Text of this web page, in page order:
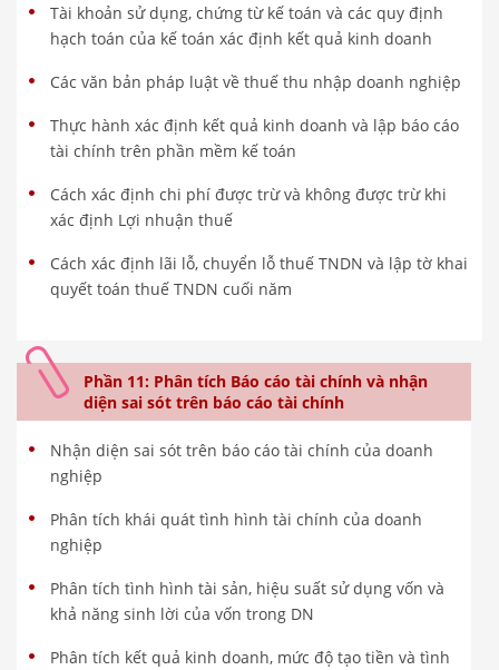
Tài khoản sử dụng, chứng từ kế toán và các quy định
hạch toán của kế toán xác định kết quả kinh doanh
Các văn bản pháp luật về thuế thu nhập doanh nghiệp
Thực hành xác định kết quả kinh doanh và lập báo cáo
tài chính trên phần mềm kế toán
Cách xác định chi phí được trừ và không được trừ khi
xác định Lợi nhuận thuế
Cách xác định lãi lỗ, chuyển lỗ thuế TNDN và lập tờ khai
quyết toán thuế TNDN cuối năm
Phần 11: Phân tích Báo cáo tài chính và nhận
diện sai sót trên báo cáo tài chính
Nhận diện sai sót trên báo cáo tài chính của doanh
nghiệp
Phân tích khái quát tình hình tài chính của doanh
nghiệp
Phân tích tình hình tài sản, hiệu suất sử dụng vốn và
khả năng sinh lời của vốn trong DN
Phân tích kết quả kinh doanh, mức độ tạo tiền và tình